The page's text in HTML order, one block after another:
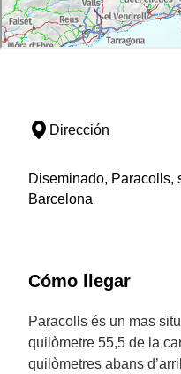
Dirección
Diseminado, Paracolls,
Barcelona
Cómo llegar
Paracolls és un mas
quilòmetre 55,5 de la
quilòmetres abans